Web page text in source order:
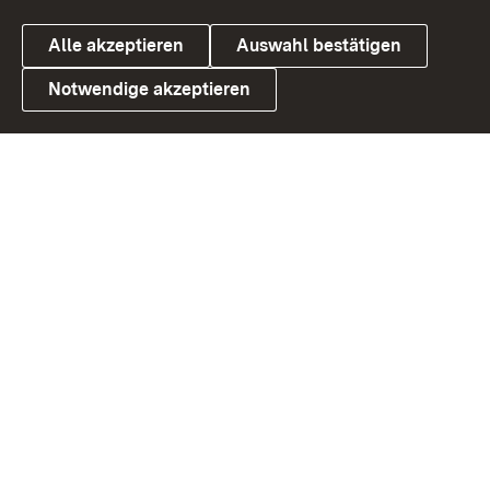
Link zum Landesportal
Alle akzeptieren Auswahl bestätigen
Notwendige akzeptieren